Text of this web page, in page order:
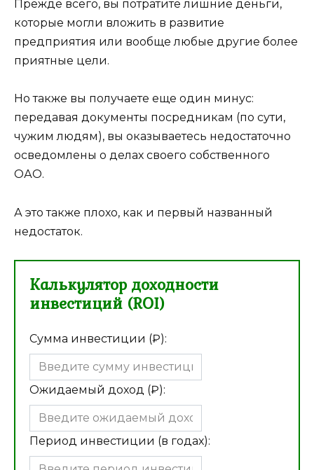
Прежде всего, вы потратите лишние деньги,
которые могли вложить в развитие
предприятия или вообще любые другие более
приятные цели.
Но также вы получаете еще один минус:
передавая документы посредникам (по сути,
чужим людям), вы оказываетесь недостаточно
осведомлены о делах своего собственного
ОАО.
А это также плохо, как и первый названный
недостаток.
Калькулятор доходности
инвестиций (ROI)
Сумма инвестиции (₽):
Ожидаемый доход (₽):
Период инвестиции (в годах):